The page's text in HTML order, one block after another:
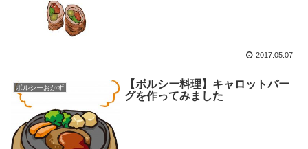
2017.05.07
ボルシーおかず
【ボルシー料理】キャロットバー
グを作ってみました